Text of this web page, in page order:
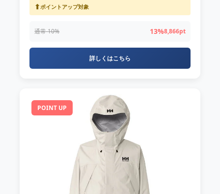
⬆ポイントアップ対象
通常 10% 13%8,866pt
詳しくはこちら
POINT UP